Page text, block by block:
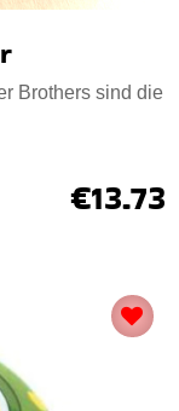
Brothers sind die
€13.73